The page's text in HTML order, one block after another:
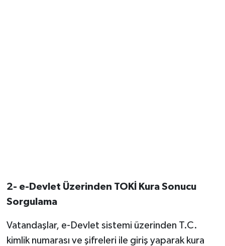
2- e-Devlet Üzerinden TOKİ Kura Sonucu
Sorgulama
Vatandaşlar, e-Devlet sistemi üzerinden T.C.
kimlik numarası ve şifreleri ile giriş yaparak kura